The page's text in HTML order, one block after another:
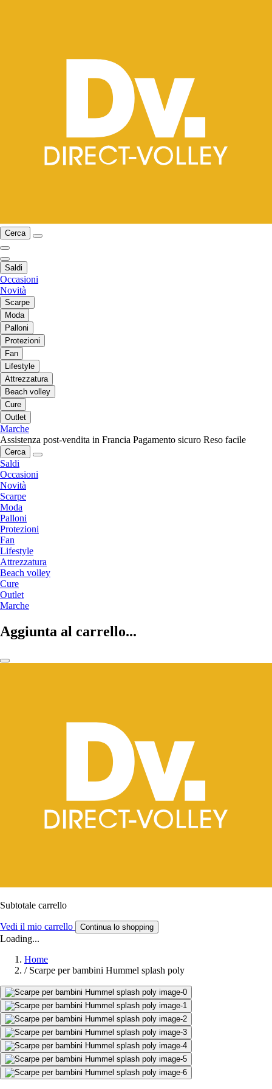
Cerca
Saldi
Occasioni
Novità
Scarpe
Moda
Palloni
Protezioni
Fan
Lifestyle
Attrezzatura
Beach volley
Cure
Outlet
Marche
Assistenza post-vendita in Francia Pagamento sicuro Reso facile
Cerca
Saldi
Occasioni
Novità
Scarpe
Moda
Palloni
Protezioni
Fan
Lifestyle
Attrezzatura
Beach volley
Cure
Outlet
Marche
Aggiunta al carrello...
Subtotale carrello
Vedi il mio carrello Continua lo shopping
Loading...
Home
/ Scarpe per bambini Hummel splash poly